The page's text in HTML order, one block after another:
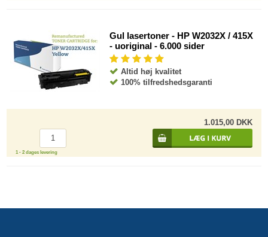
Gul lasertoner - HP W2032X / 415X
- uoriginal - 6.000 sider
Altid høj kvalitet
100% tilfredshedsgaranti
1.015,00 DKK
1 - 2 dages levering